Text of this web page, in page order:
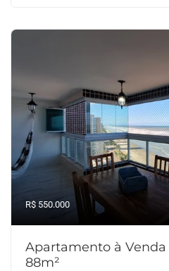
R$ 550.000
Apartamento à
88m²